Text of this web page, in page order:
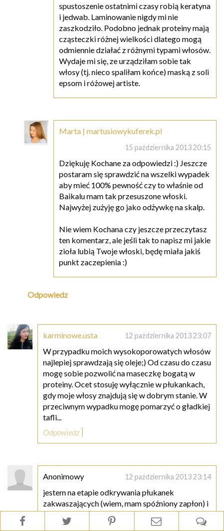
spustoszenie ostatnimi czasy robią keratyna
i jedwab. Laminowanie nigdy mi nie
zaszkodziło. Podobno jednak proteiny mają
cząsteczki różnej wielkości dlatego mogą
odmiennie działać z różnymi typami włosów.
Wydaje mi się, ze urządziłam sobie tak
włosy (tj. nieco spaliłam końce) maską z soli
epsom i różowej artiste.
Marta | martusiowykuferek.pl
15 października 2013 20:15
Dziękuję Kochane za odpowiedzi :) Jeszcze
postaram się sprawdzić na wszelki wypadek
aby mieć 100% pewność czy to właśnie od
Baikalu mam tak przesuszone włoski.
Najwyżej zużyję go jako odżywkę na skalp.
Nie wiem Kochana czy jeszcze przeczytasz
ten komentarz, ale jeśli tak to napisz mi jakie
zioła lubią Twoje włoski, będę miała jakiś
punkt zaczepienia :)
Odpowiedz
karminowe.usta 12 października 2013 23:07
W przypadku moich wysokoporowatych włosów
najlepiej sprawdzają się oleje;) Od czasu do czasu
mogę sobie pozwolić na maseczkę bogatą w
proteiny. Ocet stosuję wyłącznie w płukankach,
gdy moje włosy znajdują się w dobrym stanie. W
przeciwnym wypadku mogę pomarzyć o gładkiej
tafli...
Odpowiedz
Anonimowy 12 października 2013 23:14
jestem na etapie odkrywania płukanek
zakwaszających (wiem, mam spóźniony zapłon) i
chyba moim włosom takie specyfiki nie
przeszkadzają, ale nie zamierzam robić ich